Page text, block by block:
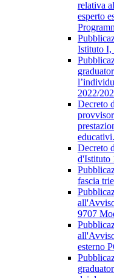
relativa
esperto
Istituto I,
2022/
Decreto
Decreto
d'Istituto
fascia
9707
esterno